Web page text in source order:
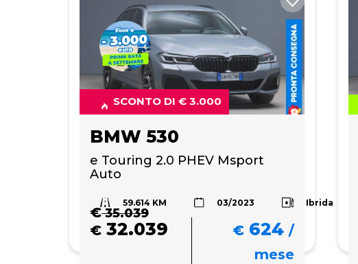
SCONTO DI € 3.000
BMW 530
e Touring 2.0 PHEV Msport
Auto
59.614 KM 03/2023 Ibrida
€35.039
€ 32.039 € 624 /
mese